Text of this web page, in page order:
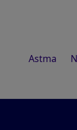
Astma